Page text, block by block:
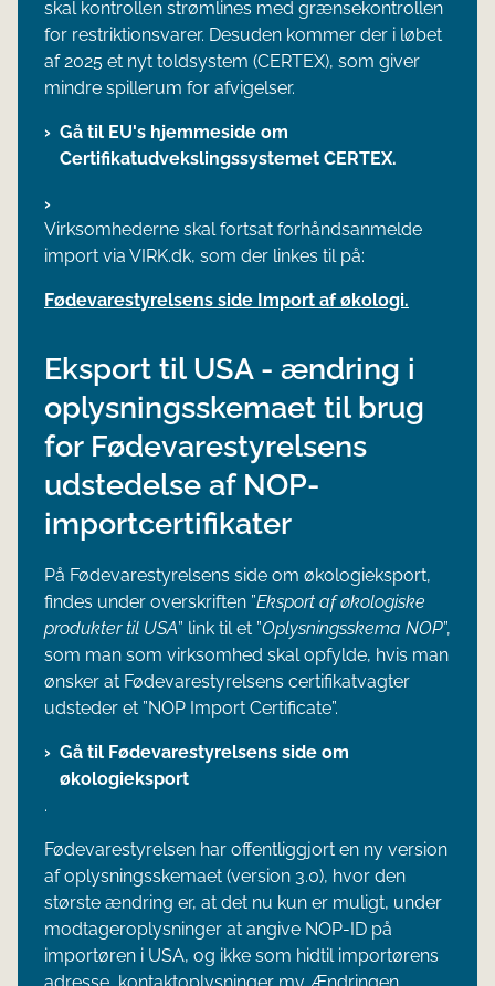
skal kontrollen strømlines med grænsekontrollen
for restriktionsvarer. Desuden kommer der i løbet
af 2025 et nyt toldsystem (CERTEX), som giver
mindre spillerum for afvigelser.
Gå til EU's hjemmeside om
Certifikatudvekslingssystemet CERTEX.
Virksomhederne skal fortsat forhåndsanmelde
import via VIRK.dk, som der linkes til på:
Fødevarestyrelsens side Import af økologi.
Eksport til USA - ændring i
oplysningsskemaet til brug
for Fødevarestyrelsens
udstedelse af NOP-
importcertifikater
På Fødevarestyrelsens side om økologieksport,
findes under overskriften ”Eksport af økologiske
produkter til USA” link til et ”Oplysningsskema NOP”,
som man som virksomhed skal opfylde, hvis man
ønsker at Fødevarestyrelsens certifikatvagter
udsteder et ”NOP Import Certificate”.
Gå til Fødevarestyrelsens side om
økologieksport
.
Fødevarestyrelsen har offentliggjort en ny version
af oplysningsskemaet (version 3.0), hvor den
største ændring er, at det nu kun er muligt, under
modtageroplysninger at angive NOP-ID på
importøren i USA, og ikke som hidtil importørens